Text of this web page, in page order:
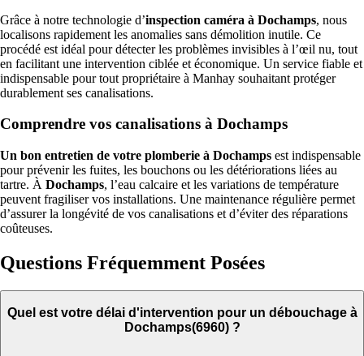
Grâce à notre technologie d’inspection caméra à Dochamps, nous
localisons rapidement les anomalies sans démolition inutile. Ce
procédé est idéal pour détecter les problèmes invisibles à l’œil nu, tout
en facilitant une intervention ciblée et économique. Un service fiable et
indispensable pour tout propriétaire à Manhay souhaitant protéger
durablement ses canalisations.
Comprendre vos canalisations à Dochamps
Un bon entretien de votre plomberie à Dochamps est indispensable
pour prévenir les fuites, les bouchons ou les détériorations liées au
tartre. À Dochamps, l’eau calcaire et les variations de température
peuvent fragiliser vos installations. Une maintenance régulière permet
d’assurer la longévité de vos canalisations et d’éviter des réparations
coûteuses.
Questions Fréquemment Posées
Quel est votre délai d'intervention pour un débouchage à
Dochamps(6960) ?